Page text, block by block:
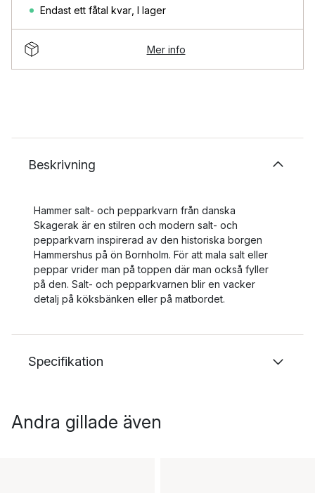
Endast ett fåtal kvar I lager
Mer info
Beskrivning
Hammer salt- och pepparkvarn från danska
Skagerak är en stilren och modern salt- och
pepparkvarn inspirerad av den historiska borgen
Hammershus på ön Bornholm. För att mala salt eller
peppar vrider man på toppen där man också fyller
på den. Salt- och pepparkvarnen blir en vacker
detalj på köksbänken eller på matbordet.
Specifikation
Andra gillade även